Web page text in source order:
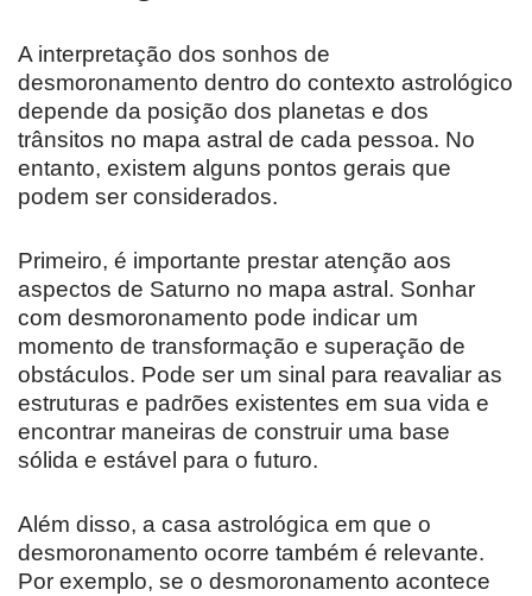
A interpretação dos sonhos de
desmoronamento dentro do contexto astrológico
depende da posição dos planetas e dos
trânsitos no mapa astral de cada pessoa. No
entanto, existem alguns pontos gerais que
podem ser considerados.
Primeiro, é importante prestar atenção aos
aspectos de Saturno no mapa astral. Sonhar
com desmoronamento pode indicar um
momento de transformação e superação de
obstáculos. Pode ser um sinal para reavaliar as
estruturas e padrões existentes em sua vida e
encontrar maneiras de construir uma base
sólida e estável para o futuro.
Além disso, a casa astrológica em que o
desmoronamento ocorre também é relevante.
Por exemplo, se o desmoronamento acontece